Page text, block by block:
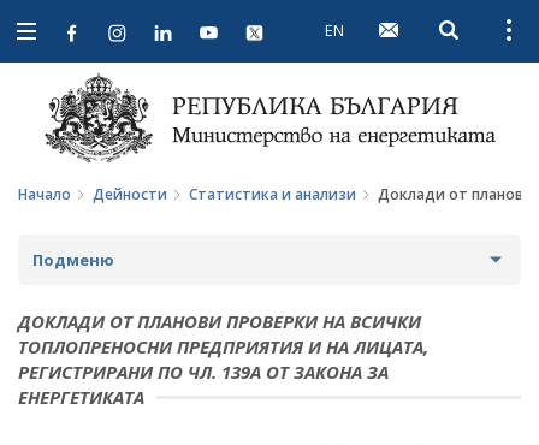
Open
navigation
EN Open
Начало Дейности Статистика и анализи Доклади от планови
Подменю
СТРАТЕГИИ И ПОЛИТИКИ
СТАТИСТИКА И АНАЛИЗИ
ДОКЛАДИ ОТ ПЛАНОВИ ПРОВЕРКИ НА ВСИЧКИ
ТОПЛОПРЕНОСНИ ПРЕДПРИЯТИЯ И НА ЛИЦАТА,
РЕГИСТРИРАНИ ПО ЧЛ. 139А ОТ ЗАКОНА ЗА
ЕНЕРГЕТИКАТА